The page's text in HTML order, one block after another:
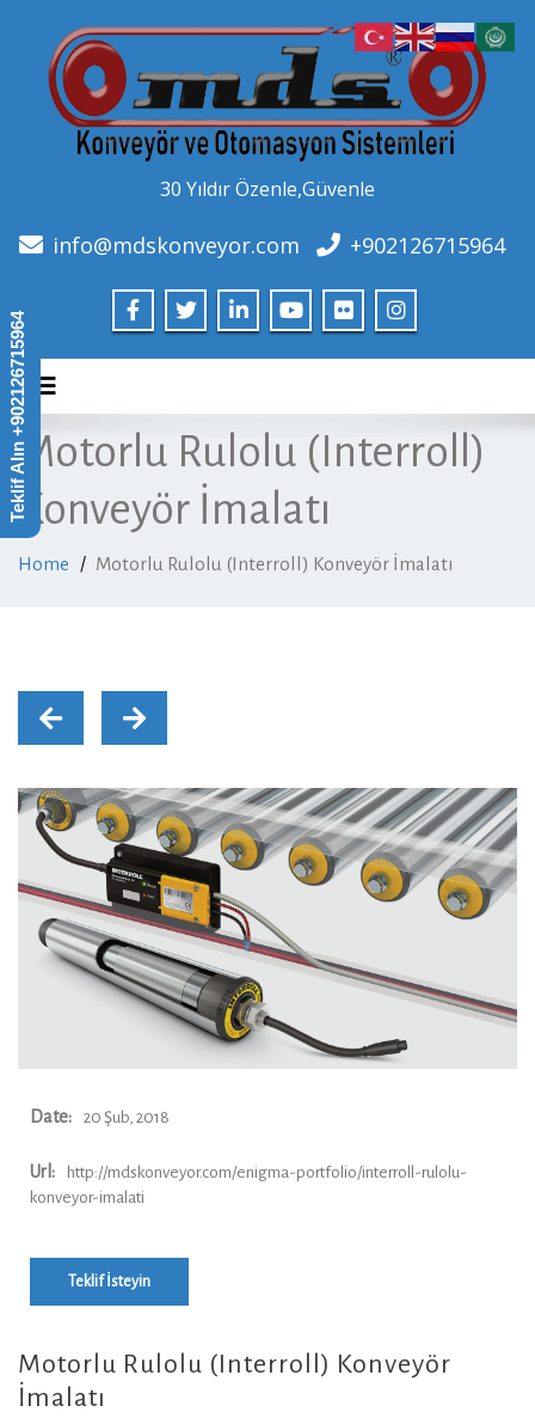
30 Yıldır Özenle,Güvenle
info@mdskonveyor.com +902126715964
Toggle navigation
Motorlu Rulolu (Interroll)
Konveyör İmalatı
Home Motorlu Rulolu (Interroll) Konveyör İmalatı
Date: 20 Şub, 2018
Url:
http://mdskonveyor.com/enigma-portfolio/interroll-rulolu-
konveyor-imalati
Teklif İsteyin
Motorlu Rulolu (Interroll) Konveyör
İmalatı
Teklif Alın +902126715964